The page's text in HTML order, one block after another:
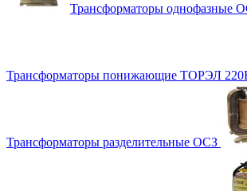
Трансформаторы однофазные
Трансформаторы понижающие ТОРЭЛ
Трансформаторы разделительные ОСЗ